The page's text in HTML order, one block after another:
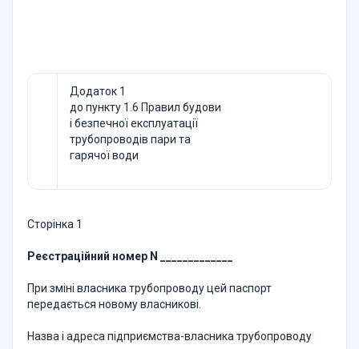
Додаток 1
до пункту 1.6 Правил будови
і безпечної експлуатації
трубопроводів пари та
гарячої води
Сторінка 1
Реєстраційний номер N _____________
При зміні власника трубопроводу цей паспорт
передається новому власникові.
Назва і адреса підприємства-власника трубопроводу